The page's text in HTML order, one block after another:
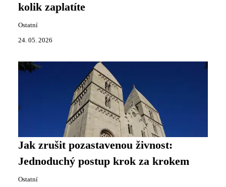
kolik zaplatíte
Ostatní
24. 05. 2026
Jak zrušit pozastavenou živnost:
Jednoduchý postup krok za krokem
Ostatní